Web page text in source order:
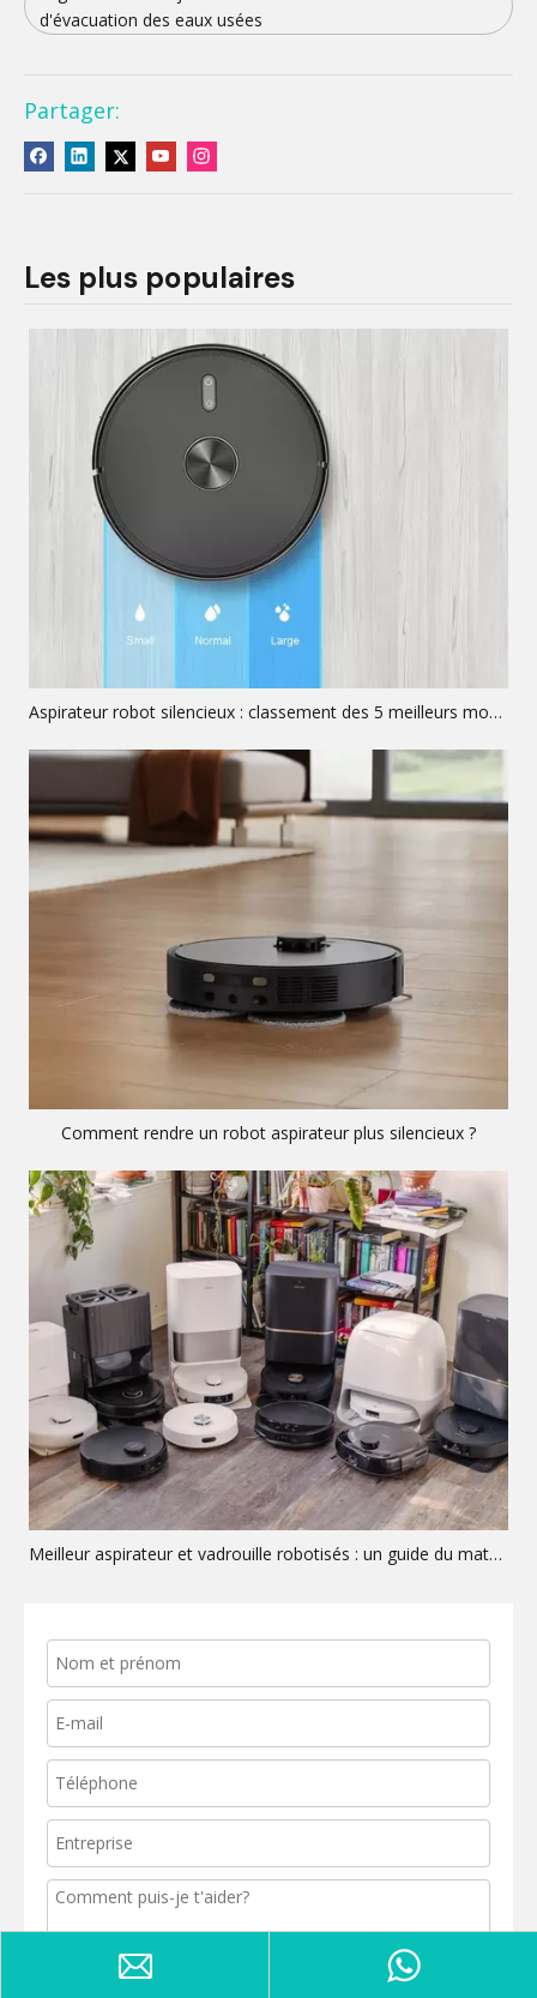
d'évacuation des eaux usées
Partager:
Les plus populaires
Aspirateur robot silencieux : classement des 5 meilleurs modèles acoustiques
Comment rendre un robot aspirateur plus silencieux ?
Meilleur aspirateur et vadrouille robotisés : un guide du matériel OEM